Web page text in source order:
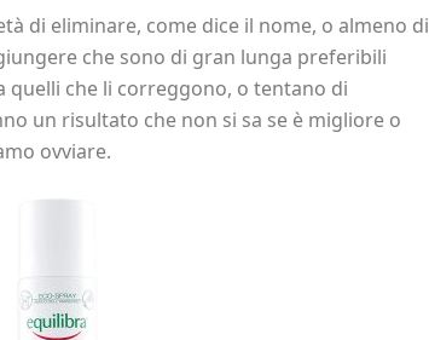
di eliminare, come dice il nome, o almeno di
che sono di gran lunga preferibili
che li correggono, o tentano di
un risultato che non si sa se è migliore o
ovviare.